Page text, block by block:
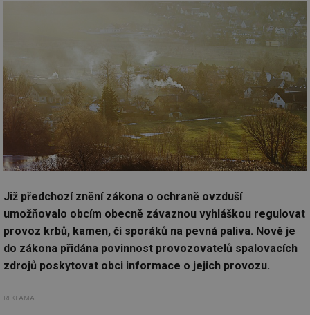
Již předchozí znění zákona o ochraně ovzduší
umožňovalo obcím obecně závaznou vyhláškou regulovat
provoz krbů, kamen, či sporáků na pevná paliva. Nově je
do zákona přidána povinnost provozovatelů spalovacích
zdrojů poskytovat obci informace o jejich provozu.
REKLAMA